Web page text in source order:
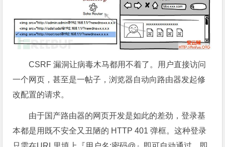
CSRF 漏洞让病毒木马都用不着了。用户直接访问
一个网页，甚至是一帖子，浏览器自动向路由器发起修
改配置的请求。
由于国产路由器的网页开发是如此的差劲，登录基
本都是用既不安全又丑陋的 HTTP 401 弹框。这种登录